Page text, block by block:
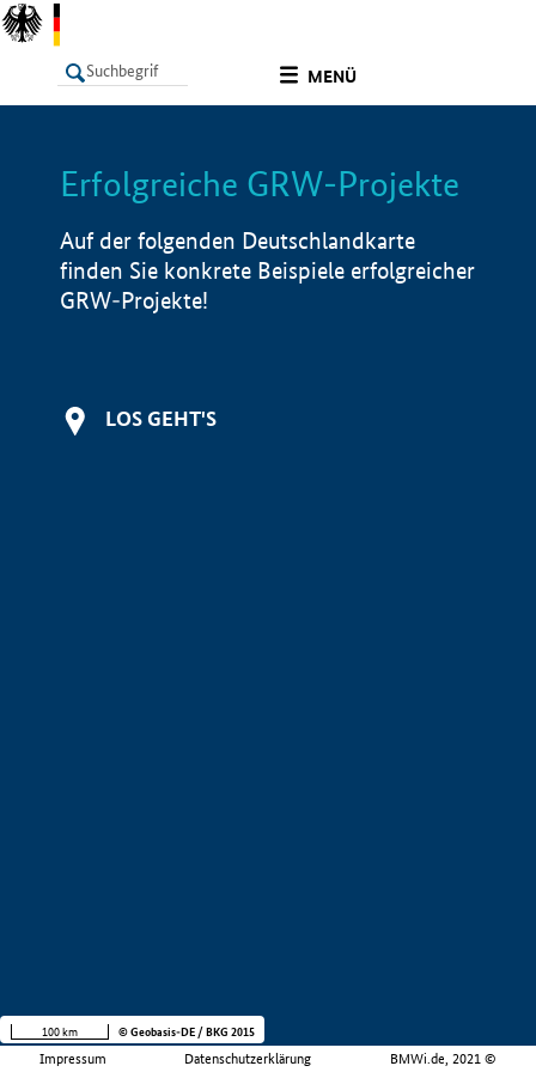
MENÜ
LISTE Info
Erfolgreiche GRW-Projekte
Auf der folgenden Deutschlandkarte
finden Sie konkrete Beispiele erfolgreicher
GRW-Projekte!
LOS GEHT'S
Impressum Datenschutzerklärung BMWi.de, 2021 ©
100 km © Geobasis-DE / BKG 2015